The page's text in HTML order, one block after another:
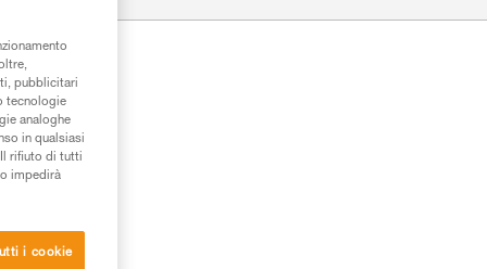
pubblicitari
tecnologie
analoghe
in qualsiasi
rifiuto di tutti
impedirà
i cookie